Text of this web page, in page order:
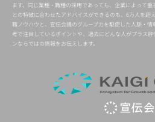
ます。同じ業種・職種の採用であっても、企業によって
との特徴に合わせたアドバイスができるのも、6万人を超
職ノウハウと、宣伝会議のグループ力を駆使した人脈・
考で注目しているポイントや、過去にどんな人がプラス
ンならではの情報をお伝えします。